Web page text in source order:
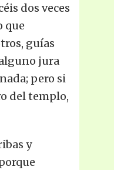
dos veces
que
guías
jura
pero si
del templo,
y